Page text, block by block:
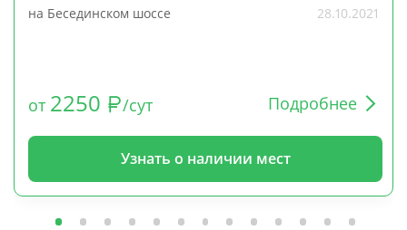
на Бесединском шоссе 28.10.2021
от 2250 /сут Подробнее
Узнать о наличии мест